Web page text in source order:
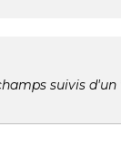
suivis